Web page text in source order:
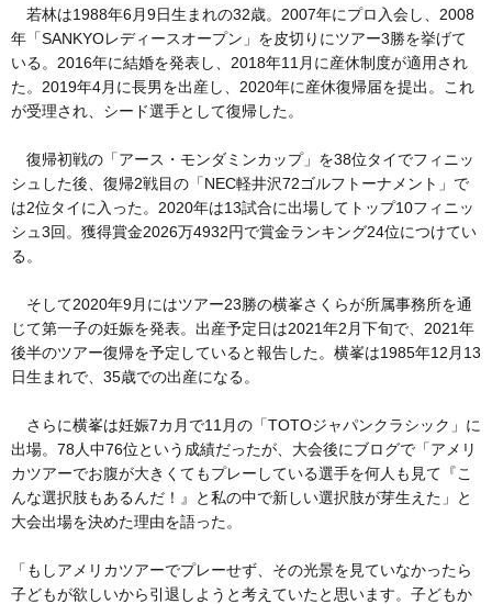
若林は1988年6月9日生まれの32歳。2007年にプロ入会し、2008
年「SANKYOレディースオープン」を皮切りにツアー3勝を挙げて
いる。2016年に結婚を発表し、2018年11月に産休制度が適用され
た。2019年4月に長男を出産し、2020年に産休復帰届を提出。これ
が受理され、シード選手として復帰した。
復帰初戦の「アース・モンダミンカップ」を38位タイでフィニッ
シュした後、復帰2戦目の「NEC軽井沢72ゴルフトーナメント」で
は2位タイに入った。2020年は13試合に出場してトップ10フィニッ
シュ3回。獲得賞金2026万4932円で賞金ランキング24位につけてい
る。
そして2020年9月にはツアー23勝の横峯さくらが所属事務所を通
じて第一子の妊娠を発表。出産予定日は2021年2月下旬で、2021年
後半のツアー復帰を予定していると報告した。横峯は1985年12月13
日生まれで、35歳での出産になる。
さらに横峯は妊娠7カ月で11月の「TOTOジャパンクラシック」に
出場。78人中76位という成績だったが、大会後にブログで「アメリ
カツアーでお腹が大きくてもプレーしている選手を何人も見て『こ
んな選択肢もあるんだ！』と私の中で新しい選択肢が芽生えた」と
大会出場を決めた理由を語った。
「もしアメリカツアーでプレーせず、その光景を見ていなかったら
子どもが欲しいから引退しようと考えていたと思います。子どもか